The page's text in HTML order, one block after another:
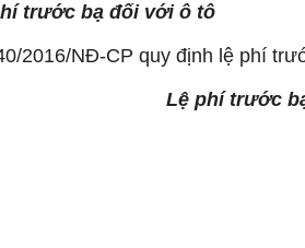
trước bạ đối với ô tô
2016/NĐ-CP quy định lệ phí
Lệ phí trước